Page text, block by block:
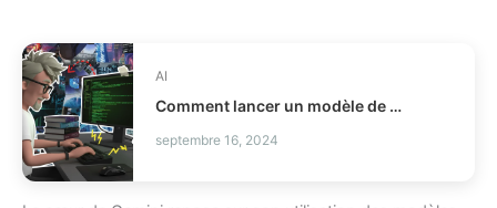
AI
Comment lancer un modèle de codage local avec llama.cpp ?
septembre 16, 2024